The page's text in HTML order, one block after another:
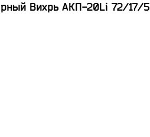
Вихрь АКП-20Li 72/17/5